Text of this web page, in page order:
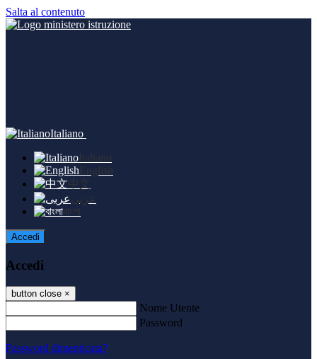
Salta al contenuto
Italiano
Italiano
English
中文
عربى
বাংলা
Accedi
Accedi
button close ×
Nome Utente
Password
Password dimenticata?